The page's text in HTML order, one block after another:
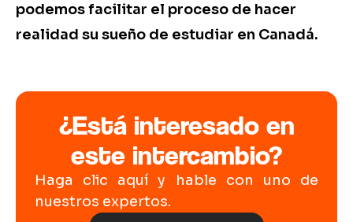
podemos facilitar el proceso de hacer
realidad su sueño de estudiar en Canadá.
¿Está interesado en
este intercambio?
Haga clic aquí y hable con uno de
nuestros expertos.